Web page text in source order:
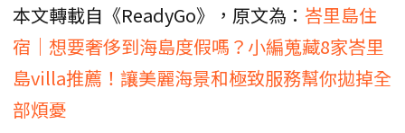
本文轉載自《ReadyGo》，原文為： 峇里島住
宿｜想要奢侈到海島度假嗎？小編蒐藏8家峇里
島villa推薦！讓美麗海景和極致服務幫你拋掉全
部煩憂